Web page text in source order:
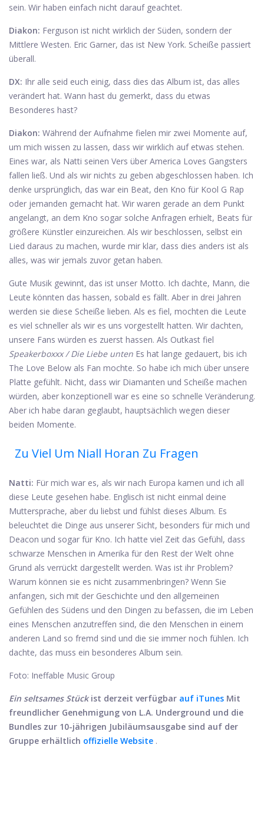
sein. Wir haben einfach nicht darauf geachtet.
Diakon: Ferguson ist nicht wirklich der Süden, sondern der
Mittlere Westen. Eric Garner, das ist New York. Scheiße passiert
überall.
DX: Ihr alle seid euch einig, dass dies das Album ist, das alles
verändert hat. Wann hast du gemerkt, dass du etwas
Besonderes hast?
Diakon: Während der Aufnahme fielen mir zwei Momente auf,
um mich wissen zu lassen, dass wir wirklich auf etwas stehen.
Eines war, als Natti seinen Vers über America Loves Gangsters
fallen ließ. Und als wir nichts zu geben abgeschlossen haben. Ich
denke ursprünglich, das war ein Beat, den Kno für Kool G Rap
oder jemanden gemacht hat. Wir waren gerade an dem Punkt
angelangt, an dem Kno sogar solche Anfragen erhielt, Beats für
größere Künstler einzureichen. Als wir beschlossen, selbst ein
Lied daraus zu machen, wurde mir klar, dass dies anders ist als
alles, was wir jemals zuvor getan haben.
Gute Musik gewinnt, das ist unser Motto. Ich dachte, Mann, die
Leute könnten das hassen, sobald es fällt. Aber in drei Jahren
werden sie diese Scheiße lieben. Als es fiel, mochten die Leute
es viel schneller als wir es uns vorgestellt hatten. Wir dachten,
unsere Fans würden es zuerst hassen. Als Outkast fiel
Speakerboxxx / Die Liebe unten Es hat lange gedauert, bis ich
The Love Below als Fan mochte. So habe ich mich über unsere
Platte gefühlt. Nicht, dass wir Diamanten und Scheiße machen
würden, aber konzeptionell war es eine so schnelle Veränderung.
Aber ich habe daran geglaubt, hauptsächlich wegen dieser
beiden Momente.
Zu Viel Um Niall Horan Zu Fragen
Natti: Für mich war es, als wir nach Europa kamen und ich all
diese Leute gesehen habe. Englisch ist nicht einmal deine
Muttersprache, aber du liebst und fühlst dieses Album. Es
beleuchtet die Dinge aus unserer Sicht, besonders für mich und
Deacon und sogar für Kno. Ich hatte viel Zeit das Gefühl, dass
schwarze Menschen in Amerika für den Rest der Welt ohne
Grund als verrückt dargestellt werden. Was ist ihr Problem?
Warum können sie es nicht zusammenbringen? Wenn Sie
anfangen, sich mit der Geschichte und den allgemeinen
Gefühlen des Südens und den Dingen zu befassen, die im Leben
eines Menschen anzutreffen sind, die den Menschen in einem
anderen Land so fremd sind und die sie immer noch fühlen. Ich
dachte, das muss ein besonderes Album sein.
Foto: Ineffable Music Group
Ein seltsames Stückist derzeit verfügbar auf iTunes Mit
freundlicher Genehmigung von L.A. Underground und die
Bundles zur 10-jährigen Jubiläumsausgabe sind auf der
Gruppe erhältlich offizielle Website .